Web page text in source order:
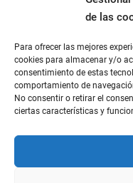
de las
Para ofrecer las mejores
cookies para almacenar y/o
consentimiento de estas
comportamiento de
No consentir o retirar el
ciertas características y